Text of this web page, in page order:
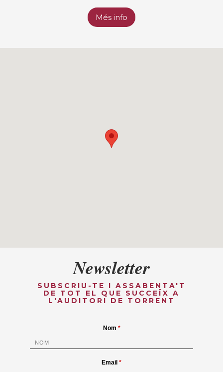
Més info
Newsletter
SUBSCRIU-TE I ASSABENTA'T
DE TOT EL QUE SUCCEÏX A
L'AUDITORI DE TORRENT
Nom
Email